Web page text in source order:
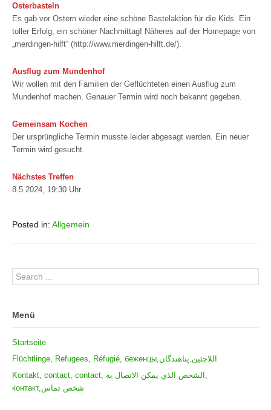
Osterbasteln
Es gab vor Ostern wieder eine schöne Bastelaktion für die Kids. Ein
toller Erfolg, ein schöner Nachmittag! Näheres auf der Homepage von
„merdingen-hilft“ (http://www.merdingen-hilft.de/).
Ausflug zum Mundenhof
Wir wollen mit den Familien der Geflüchteten einen Ausflug zum
Mundenhof machen. Genauer Termin wird noch bekannt gegeben.
Gemeinsam Kochen
Der ursprüngliche Termin musste leider abgesagt werden. Ein neuer
Termin wird gesucht.
Nächstes Treffen
8.5.2024, 19:30 Uhr
Posted in: Allgemein
Menü
Startseite
Flüchtlinge, Refugees, Réfugié, беженцы,اللاجئين,پناهندگان
Kontakt, contact, contact, الشخص الذي يمكن الاتصال به,
контакт,شخص تماس